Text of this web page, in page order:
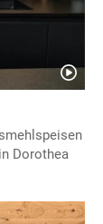
Dorothea